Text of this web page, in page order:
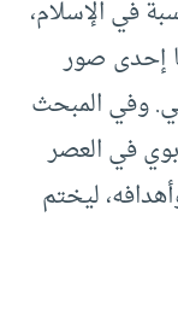
في الإسلام،
إحدى صور
وفي المبحث
في العصر
ليختم